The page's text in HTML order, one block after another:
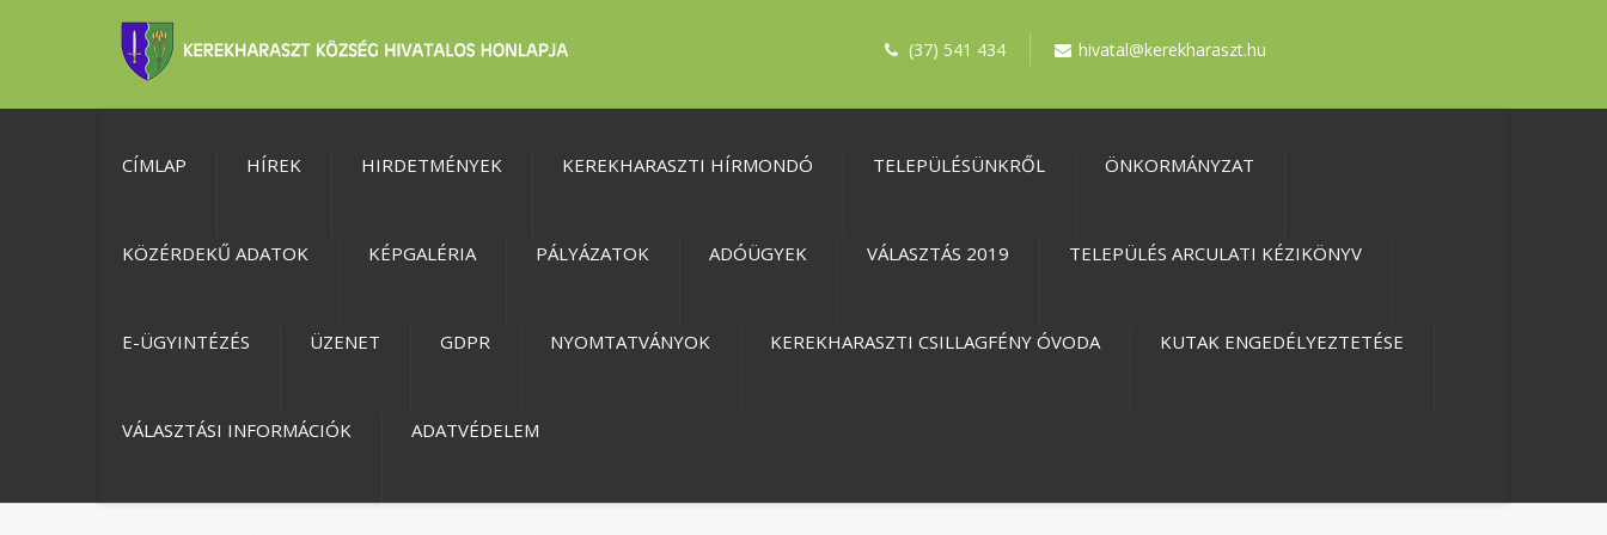
(37) 541 434 hivatal@kerekharaszt.hu
CÍMLAP HÍREK HIRDETMÉNYEK KEREKHARASZTI HÍRMONDÓ TELEPÜLÉSÜNKRŐL ÖNKORMÁNYZAT
KÖZÉRDEKŰ ADATOK KÉPGALÉRIA PÁLYÁZATOK ADÓÜGYEK VÁLASZTÁS 2019 TELEPÜLÉS ARCULATI KÉZIKÖNYV
E-ÜGYINTÉZÉS ÜZENET GDPR NYOMTATVÁNYOK KEREKHARASZTI CSILLAGFÉNY ÓVODA KUTAK ENGEDÉLYEZTETÉSE
VÁLASZTÁSI INFORMÁCIÓK ADATVÉDELEM